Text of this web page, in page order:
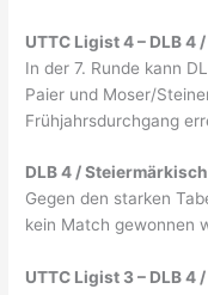
UTTC Ligist 4 – DLB
In der 7. Runde kann
Paier und Moser/
Frühjahrsdurchgang
DLB 4 /
Gegen den starken
kein Match gewonnen
UTTC Ligist 3 – DLB